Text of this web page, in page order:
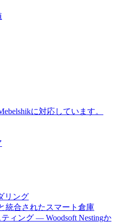
に対応しています。
リング
統合されたスマート倉庫
ィング — Woodsoft Nestingか